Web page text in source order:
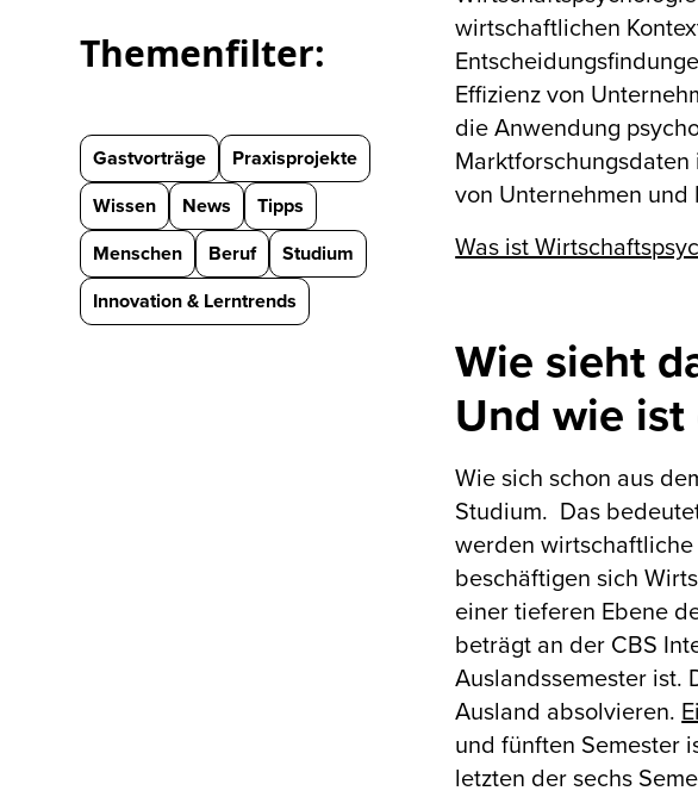
Themenfilter:
Gastvorträge
Praxisprojekte
Wissen
News
Tipps
Menschen
Beruf
Studium
Innovation & Lerntrends
wirtschaftlichen
Effizienz von
die Anwendung
von Unternehmen und
Was ist
Wie sieht
Und wie ist
Wie sich schon aus
Studium. Das
werden wirtschaftliche
beschäftigen sich
einer tieferen Ebene
beträgt an der CBS
Auslandssemester ist.
Ausland absolvieren.
und fünften Semester
letzten der sechs